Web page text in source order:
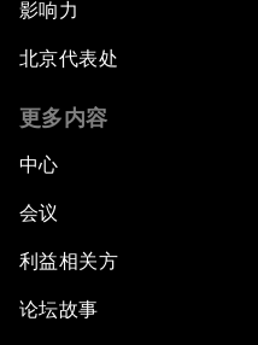
影响力
北京代表处
更多内容
中心
会议
利益相关方
论坛故事